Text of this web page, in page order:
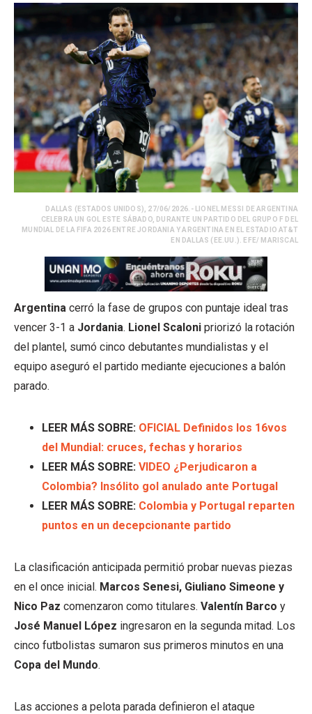
DALLAS (ESTADOS UNIDOS), 27/06/2026.- LIONEL MESSI DE ARGENTINA
CELEBRA UN GOL ESTE SÁBADO, DURANTE UN PARTIDO DEL GRUPO F DEL
MUNDIAL DE LA FIFA 2026 ENTRE JORDANIA Y ARGENTINA EN EL ESTADIO AT&T
EN DALLAS (EE.UU.). EFE/ MARISCAL
Argentina cerró la fase de grupos con puntaje ideal tras
vencer 3-1 a Jordania. Lionel Scaloni priorizó la rotación
del plantel, sumó cinco debutantes mundialistas y el
equipo aseguró el partido mediante ejecuciones a balón
parado.
LEER MÁS SOBRE: OFICIAL Definidos los 16vos
del Mundial: cruces, fechas y horarios
LEER MÁS SOBRE: VIDEO ¿Perjudicaron a
Colombia? Insólito gol anulado ante Portugal
LEER MÁS SOBRE: Colombia y Portugal reparten
puntos en un decepcionante partido
La clasificación anticipada permitió probar nuevas piezas
en el once inicial. Marcos Senesi, Giuliano Simeone y
Nico Paz comenzaron como titulares. Valentín Barco y
José Manuel López ingresaron en la segunda mitad. Los
cinco futbolistas sumaron sus primeros minutos en una
Copa del Mundo.
Las acciones a pelota parada definieron el ataque